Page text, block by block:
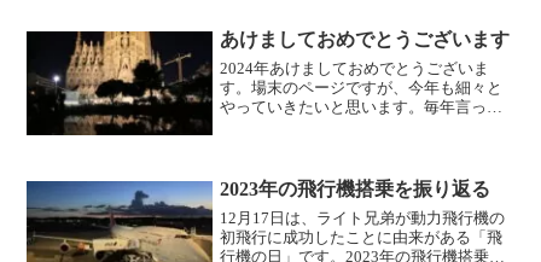
あけましておめでとうございます
2024年あけましておめでとうございま
す。場末のページですが、今年も細々と
やっていきたいと思います。毎年言って
2023年の飛行機搭乗を振り返る
12月17日は、ライト兄弟が動力飛行機の
初飛行に成功したことに由来がある「飛
行機の日」です。2023年の飛行機搭乗を